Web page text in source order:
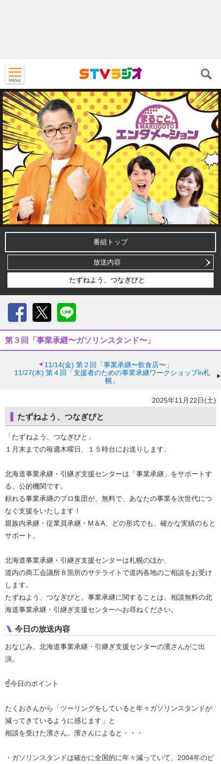
番組トップ
放送内容
たずねよう、つなぎびと
第３回「事業承継〜ガソリンスタンド〜」
11/14(金) 第２回「事業承継〜飲食店〜」
11/27(木) 第４回「支援者のための事業承継ワークショップin札
幌」
2025年11月22日(土)
たずねよう、つなぎびと
「たずねよう、つなぎびと」
１月末までの毎週木曜日、１５時台にお送りします。
北海道事業承継・引継ぎ支援センターは「事業承継」をサポートす
る、公的機関です。
頼れる事業承継のプロ集団が、無料で、あなたの事業を次世代につ
なぐ支援をいたします！
親族内承継・従業員承継・M＆A、どの形式でも、確かな実績のもと
サポート。
北海道事業承継・引継ぎ支援センターは札幌のほか、
道内の商工会議所８箇所のサテライトで道内各地のご相談をお受け
します。
たずねよう、つなぎびと。事業承継に関することは、相談無料の北
海道事業承継・引継ぎ支援センターへお尋ねください。
今日の放送内容
おなじみ、北海道事業承継・引継ぎ支援センターの濱さんがご出
演。
☝今日のポイント
たくおさんから「ツーリングをしていると年々ガソリンスタンドが
減ってきているように感じます」と
相談を受けた濱さん。濱さんによると・・・
・ガソリンスタンドは確かに全国的に年々減っていて、2004年のピ